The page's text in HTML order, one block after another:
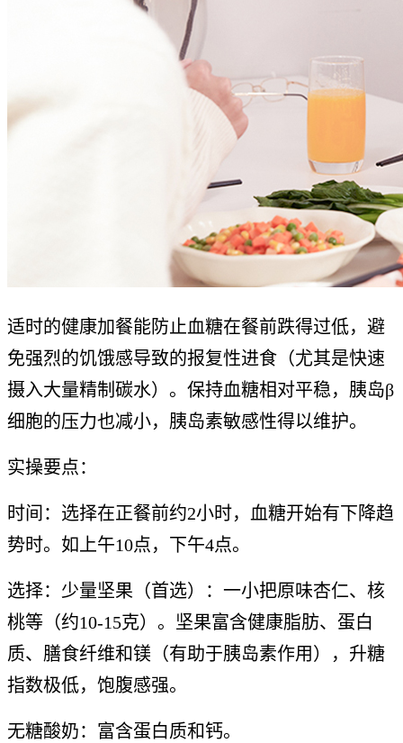
适时的健康加餐能防止血糖在餐前跌得过低，避
免强烈的饥饿感导致的报复性进食（尤其是快速
摄入大量精制碳水）。保持血糖相对平稳，胰岛β
细胞的压力也减小，胰岛素敏感性得以维护。
实操要点：
时间：选择在正餐前约2小时，血糖开始有下降趋
势时。如上午10点，下午4点。
选择：少量坚果（首选）：一小把原味杏仁、核
桃等（约10-15克）。坚果富含健康脂肪、蛋白
质、膳食纤维和镁（有助于胰岛素作用），升糖
指数极低，饱腹感强。
无糖酸奶：富含蛋白质和钙。